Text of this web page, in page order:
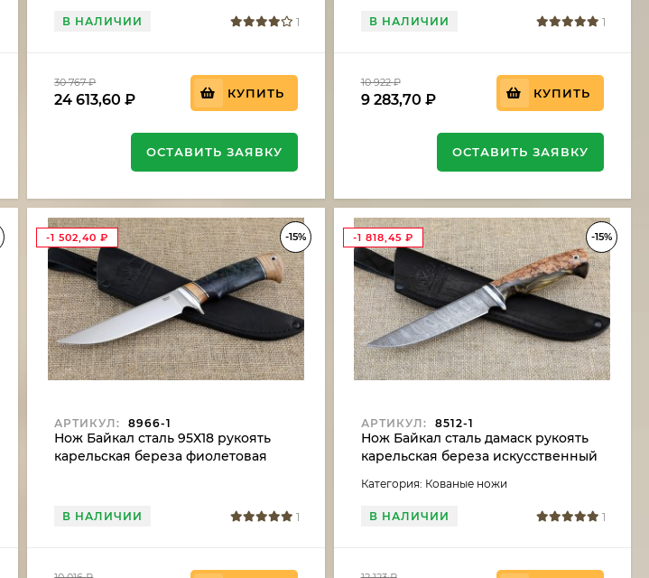
В НАЛИЧИИ 1
30 767₽
24 613,60₽ КУПИТЬ
ОСТАВИТЬ ЗАЯВКУ
В НАЛИЧИИ 1
10 922₽
9 283,70 ₽ КУПИТЬ
ОСТАВИТЬ ЗАЯВКУ
-15%
-1 502,40₽
АРТИКУЛ: 8966-1
Нож Байкал сталь 95Х18 рукоять
карельская береза фиолетовая
В НАЛИЧИИ 1
-15%
-1 818,45 ₽
АРТИКУЛ: 8512-1
Нож Байкал сталь дамаск рукоять
карельская береза искусственный
Категория: Кованые ножи
В НАЛИЧИИ 1